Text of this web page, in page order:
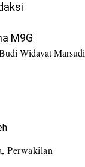
M9G
Widayat Marsudi
Perwakilan